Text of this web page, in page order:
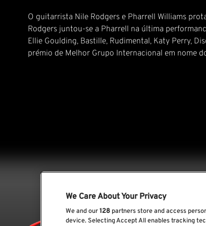
O guitarrista Nile Rodgers e Pharrell Williams
Rodgers juntou-se a Pharrell na última
Ellie Goulding, Bastille, Rudimental, Katy Perry,
prémio de Melhor Grupo Internacional em nome
We Care About Your Privacy
We and our128 partners store and access
device. Selecting Accept All enables tracking